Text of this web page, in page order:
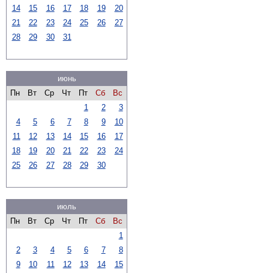
14
15 16 17 18 19
20
21
22 23 24 25 26
27
28
29 30 31
июнь
Пн
Вт Ср Чт Пт Сб
Вс
1
2
3
4
5 6 7 8 9
10
11
12 13 14 15 16
17
18
19 20 21 22 23
24
25
26 27 28 29 30
июль
Пн
Вт Ср Чт Пт Сб
Вс
1
2
3 4 5 6 7
8
9
10 11 12 13 14
15